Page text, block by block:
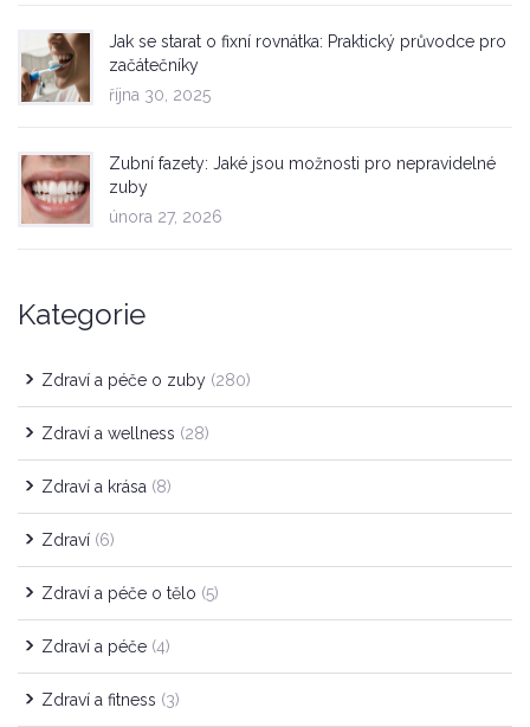
Jak se starat o fixní rovnátka: Praktický průvodce pro
začátečníky
října 30, 2025
Zubní fazety: Jaké jsou možnosti pro nepravidelné
zuby
února 27, 2026
Kategorie
Zdraví a péče o zuby (280)
Zdraví a wellness (28)
Zdraví a krása (8)
Zdraví (6)
Zdraví a péče o tělo (5)
Zdraví a péče (4)
Zdraví a fitness (3)